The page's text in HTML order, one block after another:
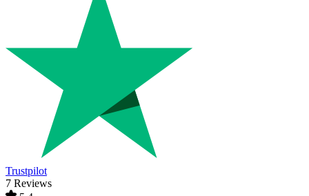
Trustpilot
7 Reviews